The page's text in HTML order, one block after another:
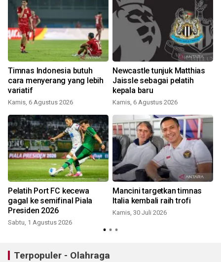
Timnas Indonesia butuh
cara menyerang yang lebih
variatif
Kamis, 6 Agustus 2026
Newcastle tunjuk Matthias
Jaissle sebagai pelatih
kepala baru
Kamis, 6 Agustus 2026
Pelatih Port FC kecewa
gagal ke semifinal Piala
Presiden 2026
Sabtu, 1 Agustus 2026
Mancini targetkan timnas
Italia kembali raih trofi
Kamis, 30 Juli 2026
Terpopuler - Olahraga